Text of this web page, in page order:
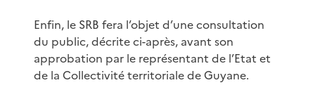
Enfin, le SRB fera l’objet d’une consultation
du public, décrite ci-après, avant son
approbation par le représentant de l’Etat et
de la Collectivité territoriale de Guyane.